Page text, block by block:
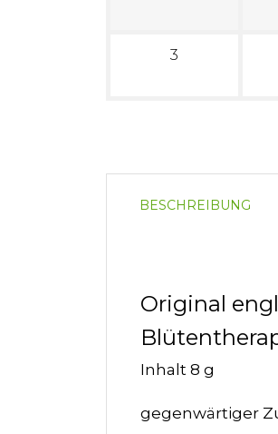
3
BESCHREIBUNG
Original
Inhalt 8 g
gegenwärtiger